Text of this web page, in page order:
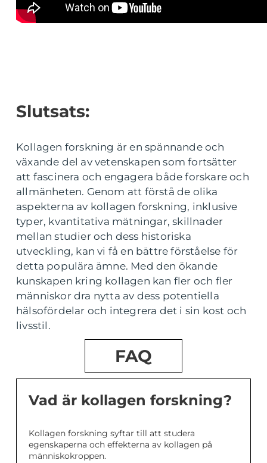
Slutsats:
Kollagen forskning är en spännande och
växande del av vetenskapen som fortsätter
att fascinera och engagera både forskare och
allmänheten. Genom att förstå de olika
aspekterna av kollagen forskning, inklusive
typer, kvantitativa mätningar, skillnader
mellan studier och dess historiska
utveckling, kan vi få en bättre förståelse för
detta populära ämne. Med den ökande
kunskapen kring kollagen kan fler och fler
människor dra nytta av dess potentiella
hälsofördelar och integrera det i sin kost och
livsstil.
FAQ
Vad är kollagen forskning?
Kollagen forskning syftar till att studera
egenskaperna och effekterna av kollagen på
människokroppen.